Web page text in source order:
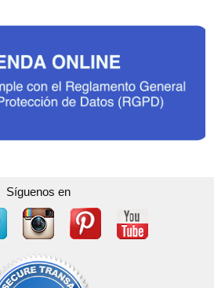
Síguenos en